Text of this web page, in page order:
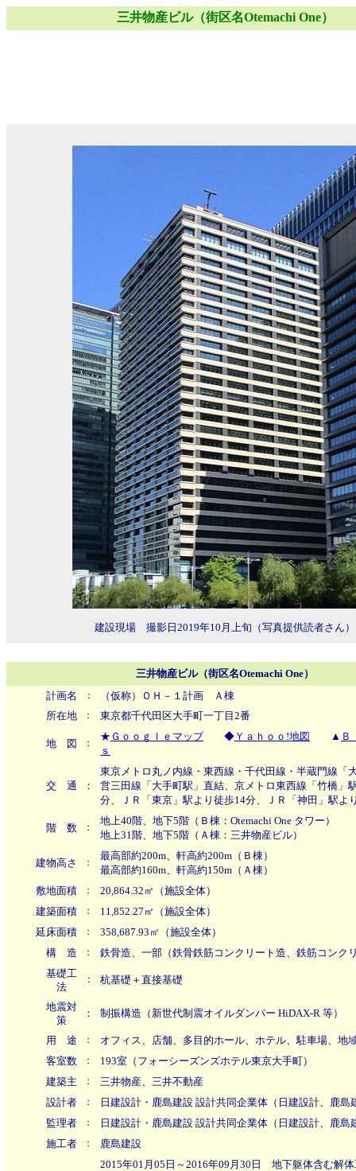
三井物産ビル（街区名Otemachi One）
建設現場 撮影日2019年10月上旬 （写真提供読者さん）
三井物産ビル（街区名Otemachi One）
計画名
：
（仮称）ＯＨ－１計画 Ａ棟
所在地
： 東京都千代田区大手町一丁目2番
地 図 ：
★ Ｇｏｏｇｌｅマップ ◆ Ｙａｈｏｏ!地図 ▲ Ｂ
ｓ
交 通 ：
東京メトロ丸ノ内線・東西線・千代田線・半蔵門線「
営三田線「大手町駅」直結、京メトロ東西線「竹橋」
分、ＪＲ「東京」駅より徒歩14分、ＪＲ「神田」駅よ
階 数 ：
地上40階、地下5階 （ Ｂ棟：Otemachi One タワー）
地上31階、地下5階（Ａ棟：三井物産ビル）
建物高さ ：
最高部約200m、軒高約200m（Ｂ棟）
最高部約160m、軒高約150m（Ａ棟）
敷地面積
：
20,864.32㎡（施設全体）
建築面積
：
11,852.27㎡（施設全体）
延床面積
：
358,687.93㎡（施設全体）
構 造
：
鉄骨造、一部（鉄骨鉄筋コンクリート造、鉄筋コンク
基礎工
法
： 杭基礎＋直接基礎
地震対
策
： 制振構造（新世代制震オイルダンパー HiDAX-R 等）
用 途 ：
オフィス、店舗、多目的ホール、ホテル、駐車場、地
客室数
：
193室（フォーシーズンズホテル東京大手町）
建築主
：
三井物産、三井不動産
設計者
：
日建設計・鹿島建設 設計共同企業体（日建設計、鹿島
監理者
：
日建設計・鹿島建設 設計共同企業体（日建設計、鹿島
施工者
： 鹿島建設
2015年01月05日～2016年09月30日 地下躯体含む解